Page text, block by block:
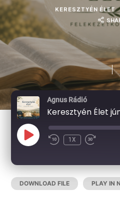
KERESZTYÉN ÉLET
Agnus Rádió
Keresztyén Élet
PLAY
EPISODE 1X
SHARE
DOWNLOAD FILE | PLAY IN